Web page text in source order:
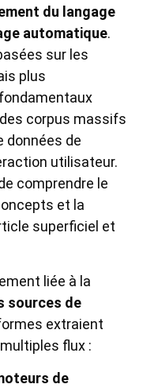
du langage
automatique.
sur les
plus
corpus massifs
données de
utilisateur.
comprendre le
et la
superficiel et
liée à la
sources de
extraient
flux :
de